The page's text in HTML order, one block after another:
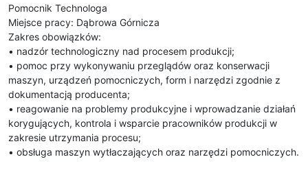
Pomocnik Technologa
Miejsce pracy: Dąbrowa Górnicza
Zakres obowiązków:
• nadzór technologiczny nad procesem produkcji;
• pomoc przy wykonywaniu przeglądów oraz konserwacji
maszyn, urządzeń pomocniczych, form i narzędzi zgodnie z
dokumentacją producenta;
• reagowanie na problemy produkcyjne i wprowadzanie działań
korygujących, kontrola i wsparcie pracowników produkcji w
zakresie utrzymania procesu;
• obsługa maszyn wytłaczających oraz narzędzi pomocniczych.